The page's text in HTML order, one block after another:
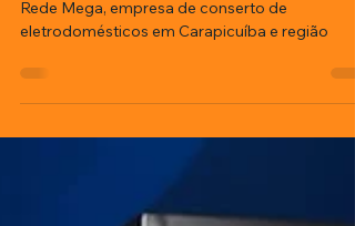
Conserto de
Eletrodomésticos em
Carapicuíba: conheça a